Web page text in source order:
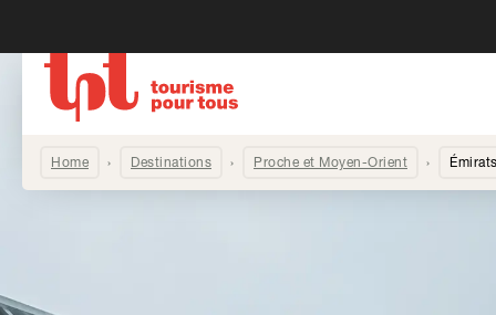
Home Destinations Proche et Moyen-Orient